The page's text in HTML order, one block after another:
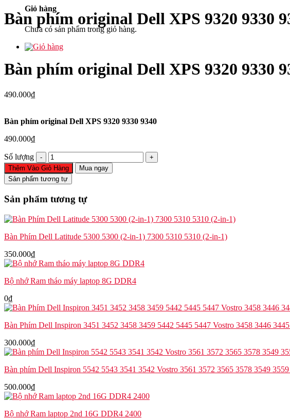
Giỏ hàng
Chưa có sản phẩm trong giỏ hàng.
Bàn phím original Dell XPS 9320 9330
Bàn phím original Dell XPS 9320 9330
490.000₫
Bàn phím original Dell XPS 9320 9330 9340
490.000₫
Số lượng
Bàn
phím
original
Dell
9320
9340
lượng
Thêm Vào Giỏ Hàng
Mua ngay
Sản phẩm tương tự
Sản phẩm tương tự
Bàn Phím Dell Latitude 5300 5300 (2-in-1) 7300 5310 5310 (2-in-1)
350.000₫
Bộ nhớ Ram tháo máy laptop 8G DDR4
0₫
Bàn Phím Dell Inspiron 3451 3452 3458 3459 5442 5445 5447 Vostro 3458 3446
300.000₫
Bàn phím Dell Inspiron 5542 5543 3541 3542 Vostro 3561 3572 3565 3578 3549
500.000₫
Bộ nhớ Ram laptop 2nd 16G DDR4 2400